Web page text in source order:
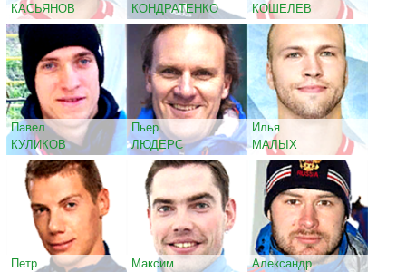
КАСЬЯНОВ
КОНДРАТЕНКО
КОШЕЛЕВ
Павел
КУЛИКОВ
Пьер
ЛЮДЕРС
Илья
МАЛЫХ
Петр
Максим
Александр